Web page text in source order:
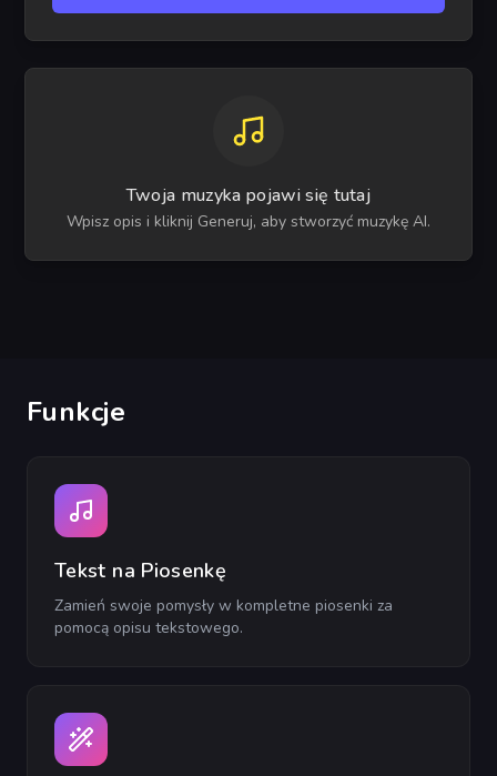
Twoja muzyka pojawi się tutaj
Wpisz opis i kliknij Generuj, aby stworzyć muzykę AI.
Funkcje
Tekst na Piosenkę
Zamień swoje pomysły w kompletne piosenki za
pomocą opisu tekstowego.